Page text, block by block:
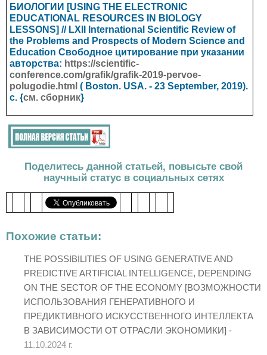
БИОЛОГИИ [USING THE ELECTRONIC
EDUCATIONAL RESOURCES IN BIOLOGY
LESSONS] // LXII International Scientific Review of
the Problems and Prospects of Modern Science and
Education Свободное цитирование при указании
авторства: https://scientific-
conference.com/grafik/grafik-2019-pervoe-
polugodie.html ( Boston. USA. - 23 September, 2019).
с. {см. сборник}
Поделитесь данной статьей, повысьте свой
научный статус в социальных сетях
Похожие статьи:
THE POSSIBILITIES OF USING GENERATIVE AND
PREDICTIVE ARTIFICIAL INTELLIGENCE, DEPENDING
ON THE SECTOR OF THE ECONOMY [ВОЗМОЖНОСТИ
ИСПОЛЬЗОВАНИЯ ГЕНЕРАТИВНОГО И
ПРЕДИКТИВНОГО ИСКУССТВЕННОГО ИНТЕЛЛЕКТА
В ЗАВИСИМОСТИ ОТ ОТРАСЛИ ЭКОНОМИКИ] -
11.10.2024 г.